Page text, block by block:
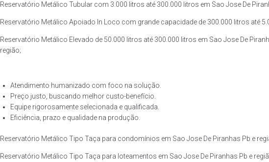
Reservatório Metálico Tubular com 3.000 litros até 300.000 litros em Sao Jose De
Reservatório Metálico Apoiado In Loco com grande capacidade de 300.000 litros até
Reservatório Metálico Elevado de 50.000 litros até 300.000 litros em Sao Jose De
região;
Atendimento humanizado com foco na solução.
Preço justo, buscando melhor custo-benefício.
Equipe rigorosamente selecionada e qualificada.
Eficiência, prazo e qualidade na produção.
Reservatório Metálico Tipo Taça para condomínios em Sao Jose De Piranhas Pb e
Reservatório Metálico Tipo Taça para loteamentos em Sao Jose De Piranhas Pb e